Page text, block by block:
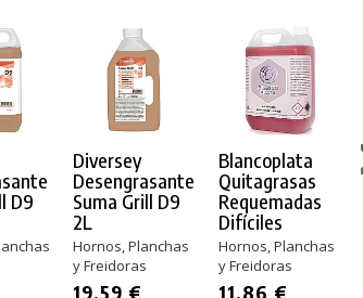
D9
Diversey
Desengrasante
Suma Grill D9
2L
Hornos, Planchas
y Freidoras
19,59 €
Blancoplata
Quitagrasas
Requemadas
Difíciles
Hornos, Planchas
y Freidoras
11,86 €